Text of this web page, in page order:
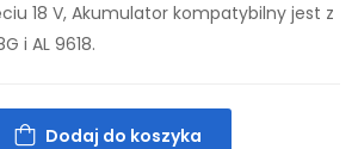
18 V, Akumulator kompatybilny jest z
i AL 9618.
Dodaj do koszyka